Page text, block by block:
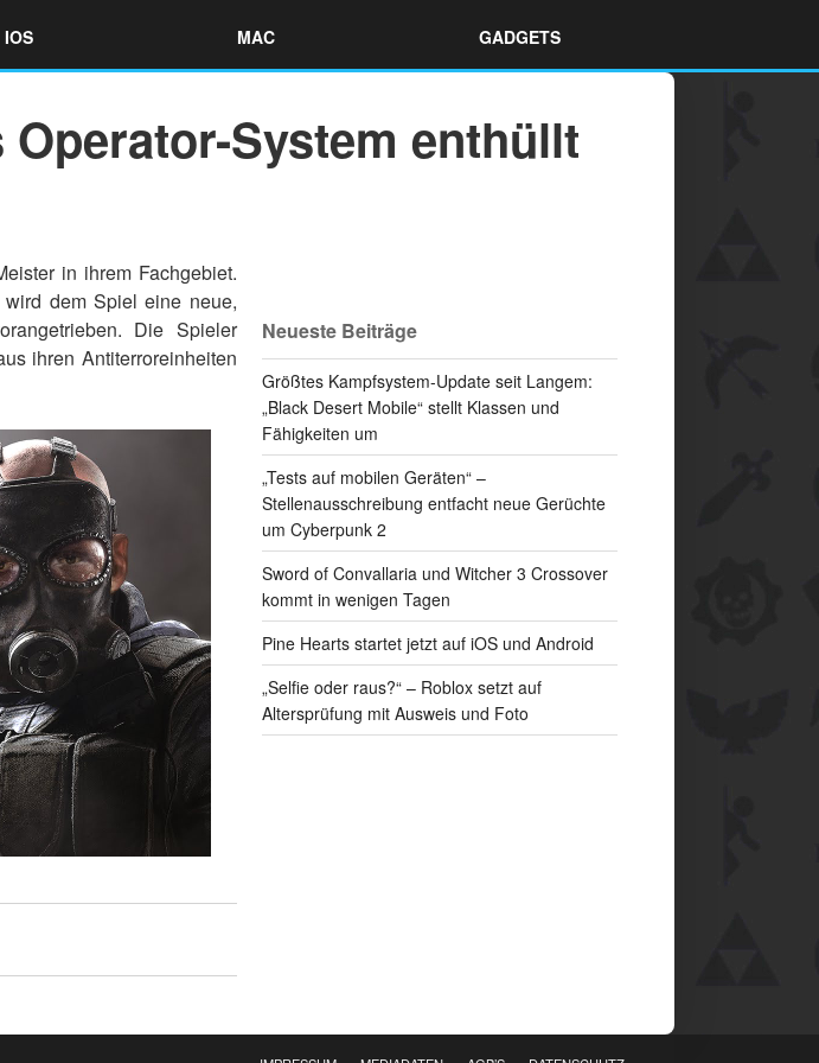
IOS MAC GADGETS
System enthüllt
in ihrem Fachgebiet.
dem Spiel eine neue,
Die Spieler
ihren Antiterroreinheiten
Neueste Beiträge
Größtes Kampfsystem-Update seit Langem:
„Black Desert Mobile“ stellt Klassen und
Fähigkeiten um
„Tests auf mobilen Geräten“ –
Stellenausschreibung entfacht neue Gerüchte
um Cyberpunk 2
Sword of Convallaria und Witcher 3 Crossover
kommt in wenigen Tagen
Pine Hearts startet jetzt auf iOS und Android
„Selfie oder raus?“ – Roblox setzt auf
Altersprüfung mit Ausweis und Foto